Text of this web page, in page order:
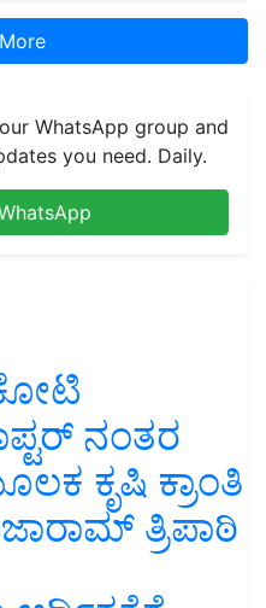
WhatsApp group and
you need. Daily.
ನಂತರ
ಕೃಷಿ ಕ್ರಾಂತಿ
ತ್ರಿಪಾಠಿ